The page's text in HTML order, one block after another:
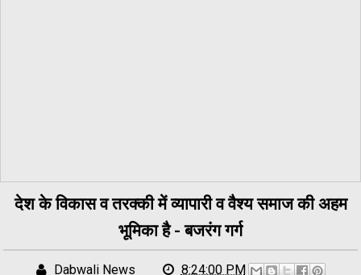
देश के विकास व तरक्की में व्यापारी व वैश्य समाज की अहम
भूमिका है - बजरंग गर्ग
Dabwali News 8:24:00 PM